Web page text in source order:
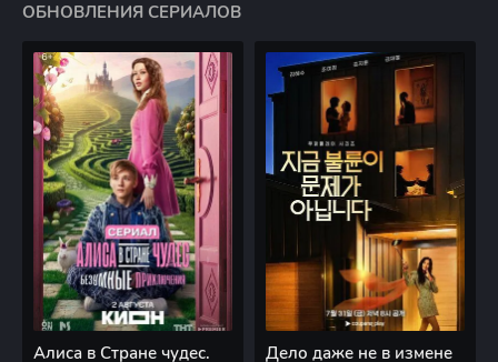
ОБНОВЛЕНИЯ СЕРИАЛОВ
Алиса в Стране чудес.
Дело даже не в измене